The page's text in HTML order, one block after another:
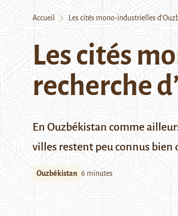
Accueil Les cités mono-industrielles
Les cités
recherche
En Ouzbékistan comme
villes restent peu connus bien
Ouzbékistan 6 minutes